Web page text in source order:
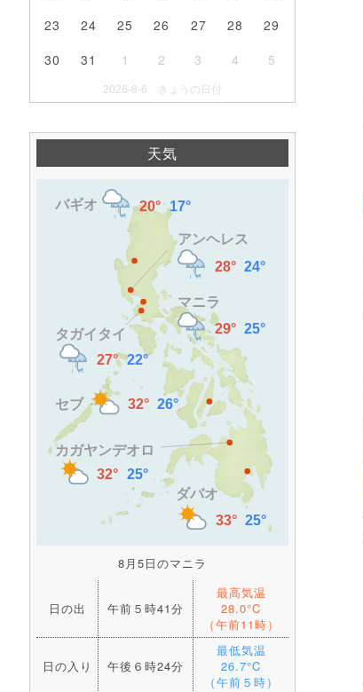
23
24 25 26 27 28
29
30
31 1 2 3 4 5
2026-8-6 きょうの日付
天気
8月5日のマニラ
日の出 午前５時41分
最高気温
28.0°C
（午前11時）
日の入り 午後６時24分
最低気温
26.7°C
（午前５時）